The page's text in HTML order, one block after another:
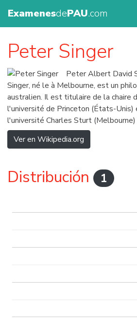
ExamenesdePAU.com
Peter Singer
Peter Albert David
Singer, né le à Melbourne, est un
australien. Il est titulaire de la chaire
l'université de Princeton (États-Unis)
l'université Charles Sturt
Ver en Wikipedia.org
Distribución 1